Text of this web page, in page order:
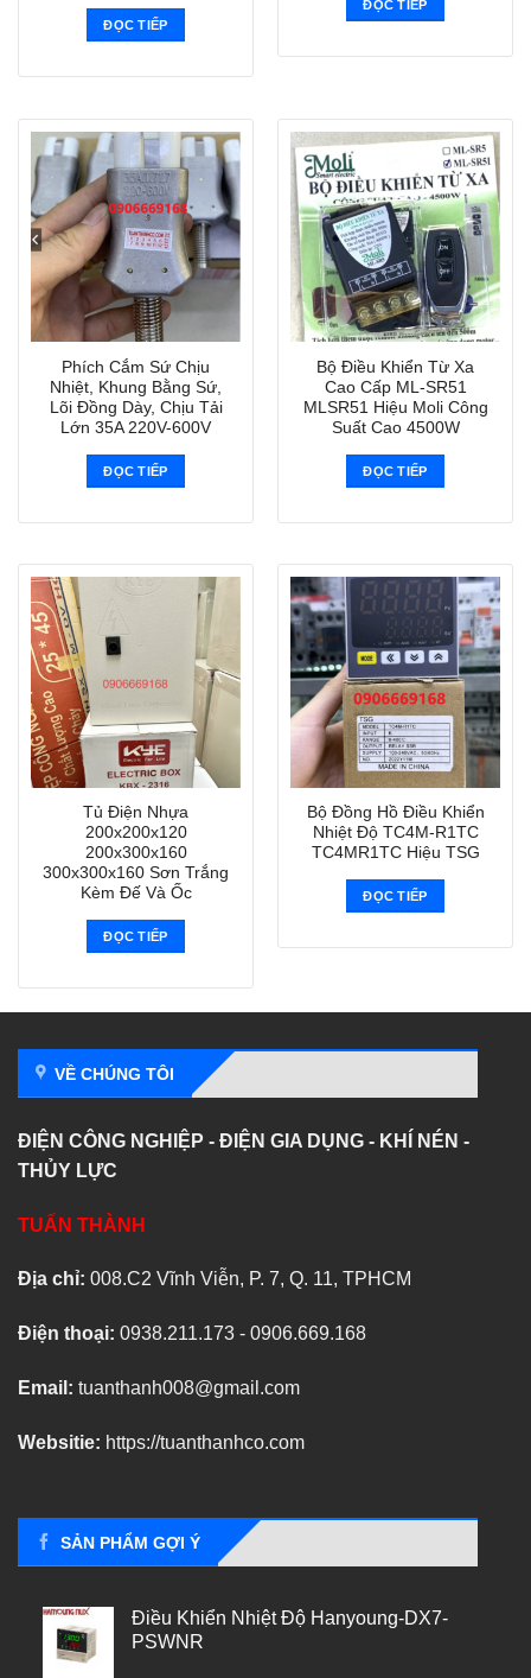
ĐỌC TIẾP
ĐỌC TIẾP
Phích Cắm Sứ Chịu
Nhiệt, Khung Bằng Sứ,
Lõi Đồng Dày, Chịu Tải
Lớn 35A 220V-600V
ĐỌC TIẾP
Bộ Điều Khiển Từ Xa
Cao Cấp ML-SR51
MLSR51 Hiệu Moli Công
Suất Cao 4500W
ĐỌC TIẾP
Tủ Điện Nhựa
200x200x120
200x300x160
300x300x160 Sơn Trắng
Kèm Đế Và Ốc
ĐỌC TIẾP
Bộ Đồng Hồ Điều Khiển
Nhiệt Độ TC4M-R1TC
TC4MR1TC Hiệu TSG
ĐỌC TIẾP
VỀ CHÚNG TÔI
ĐIỆN CÔNG NGHIỆP - ĐIỆN GIA DỤNG - KHÍ NÉN -
THỦY LỰC
TUẤN THÀNH
Địa chỉ: 008.C2 Vĩnh Viễn, P. 7, Q. 11, TPHCM
Điện thoại: 0938.211.173 - 0906.669.168
Email: tuanthanh008@gmail.com
Websitie: https://tuanthanhco.com
SẢN PHẨM GỢI Ý
Điều Khiển Nhiệt Độ Hanyoung-DX7-
PSWNR